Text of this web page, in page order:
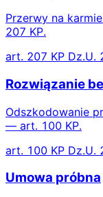
Przerwy na
207 KP.
art. 207 KP Dz.U.
Rozwiązanie
Odszkodowanie
— art. 100 KP.
art. 100 KP Dz.U.
Umowa próbna